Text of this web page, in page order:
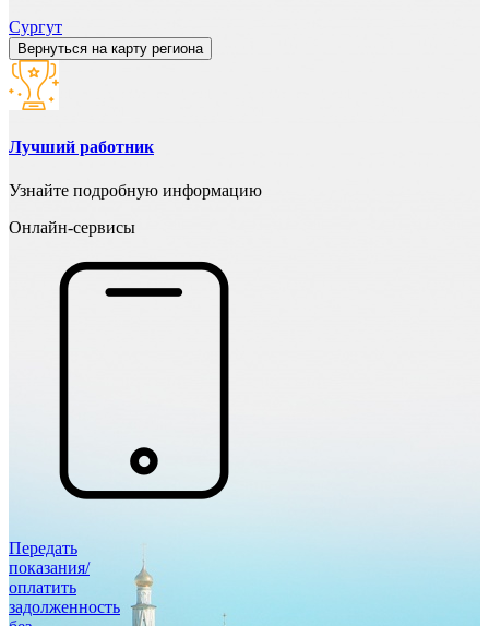
Сургут
Вернуться на карту региона
Лучший работник
Узнайте подробную информацию
Онлайн-сервисы
Передать
показания/
оплатить
задолженность